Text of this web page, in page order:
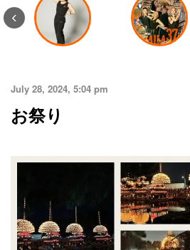
‹
July 28, 2024, 5:04 pm
お祭り